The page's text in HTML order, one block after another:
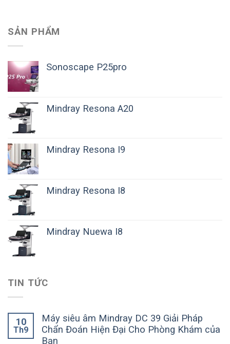
SẢN PHẨM
Sonoscape P25pro
Mindray Resona A20
Mindray Resona I9
Mindray Resona I8
Mindray Nuewa I8
TIN TỨC
10
Th9
Máy siêu âm Mindray DC 39 Giải Pháp
Chẩn Đoán Hiện Đại Cho Phòng Khám của
Bạn